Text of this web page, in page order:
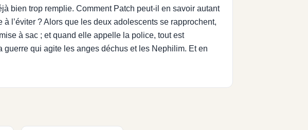
bien trop remplie. Comment Patch peut-il en savoir autant
l’éviter ? Alors que les deux adolescents se rapprochent,
à sac ; et quand elle appelle la police, tout est
guerre qui agite les anges déchus et les Nephilim. Et en